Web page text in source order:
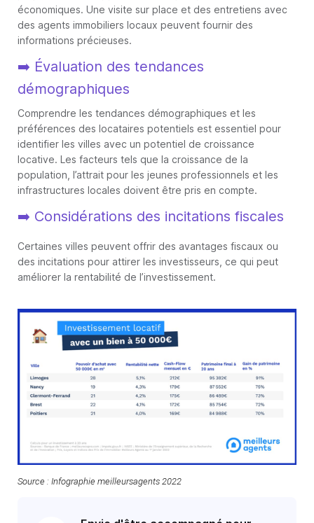
économiques. Une visite sur place et des entretiens avec
des agents immobiliers locaux peuvent fournir des
informations précieuses.
➡️ Évaluation des tendances
démographiques
Comprendre les tendances démographiques et les
préférences des locataires potentiels est essentiel pour
identifier les villes avec un potentiel de croissance
locative. Les facteurs tels que la croissance de la
population, l’attrait pour les jeunes professionnels et les
infrastructures locales doivent être pris en compte.
➡️ Considérations des incitations fiscales
Certaines villes peuvent offrir des avantages fiscaux ou
des incitations pour attirer les investisseurs, ce qui peut
améliorer la rentabilité de l’investissement.
Source : Infographie meilleursagents 2022